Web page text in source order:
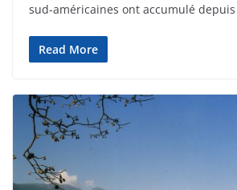
sud-américaines ont accumulé depuis
Read More